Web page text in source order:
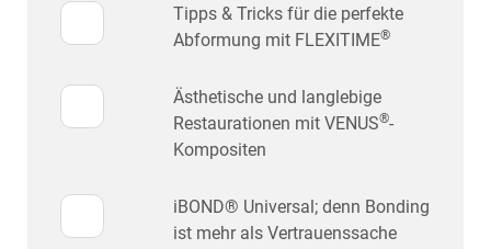
Tipps & Tricks für die perfekte
Abformung mit FLEXITIME®
Ästhetische und langlebige
Restaurationen mit VENUS®-
Kompositen
iBOND® Universal; denn Bonding
ist mehr als Vertrauenssache